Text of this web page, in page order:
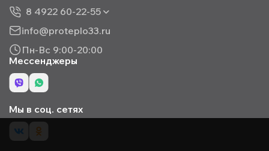
8 4922 60-22-55
info@proteplo33.ru
Пн-Вс 9:00-20:00
Мессенджеры
Мы в соц. сетях